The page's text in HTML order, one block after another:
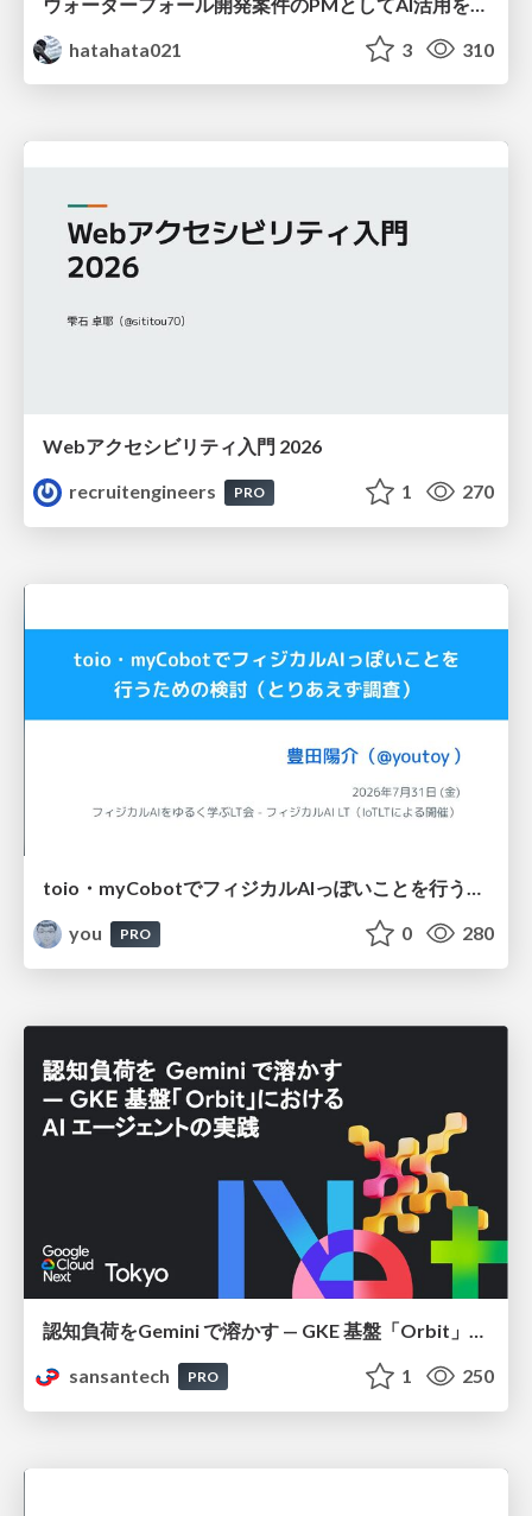
hatahata021
3 310
Webアクセシビリティ入門 2026
recruitengineers
PRO 1 270
toio・myCobotでフィジカルAIっぽいことを行うための検討（とりあえず調査） / フィジカルAI LT（IoTLTによる開催）
you
PRO 0 280
sansantech
PRO 1 250